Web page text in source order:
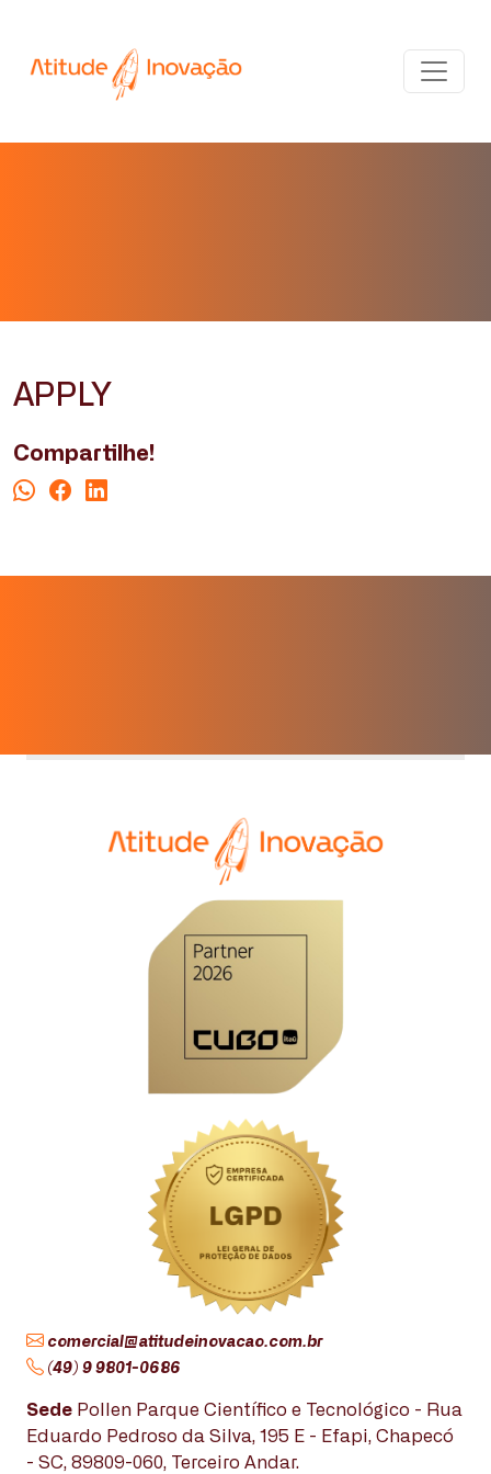
APPLY
Compartilhe!
comercial@atitudeinovacao.com.br
(49) 9 9801-0686
Sede Pollen Parque Científico e Tecnológico - Rua
Eduardo Pedroso da Silva, 195 E - Efapi, Chapecó
- SC, 89809-060, Terceiro Andar.